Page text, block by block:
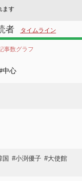
ます
者 タイムライン
事数グラフ
中心
国 #小渕優子 #大使館